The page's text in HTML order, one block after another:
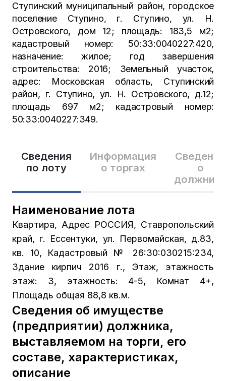
Сведения
по лоту
Информация
о торгах
Сведения
о
Наименование лота
Квартира, Адрес РОССИЯ, Ставропольский
край, г. Ессентуки, ул. Первомайская, д.83,
кв. 10, Кадастровый № 26:30:030215:234,
Здание кирпич 2016 г., Этаж, этажность
этаж: 3, этажность: 4-5, Комнат 4+,
Площадь общая 88,8 кв.м.
Сведения об имуществе
(предприятии) должника,
выставляемом на торги, его
составе, характеристиках,
описание
Ступинский муниципальный район, городское
поселение Ступино, г. Ступино, ул. Н.
Островского, дом 12; площадь: 183,5 м2;
кадастровый номер: 50:33:0040227:420,
назначение: жилое; год завершения
строительства: 2016; Земельный участок,
адрес: Московская область, Ступинский
район, г. Ступино, ул. Н. Островского, д.12;
площадь 697 м2; кадастровый номер:
50:33:0040227:349.